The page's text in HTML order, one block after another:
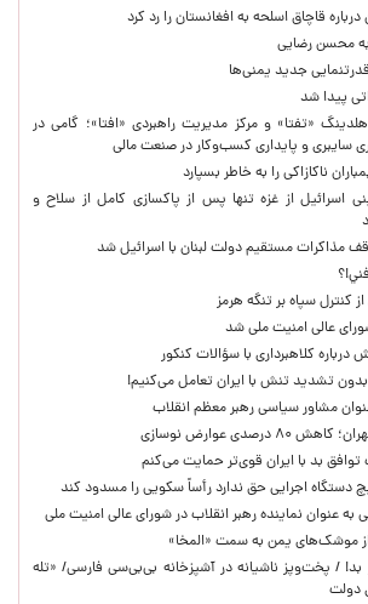
درباره قاچاق اسلحه به افغانستان را رد کرد
به محسن رضایی
قدرتنمایی جدید یمنی‌ها
پیدا شد
«تفتا» و مرکز مدیریت راهبردی «افتا»؛ گامی در
سایبری و پایداری کسب‌وکار در صنعت مالی
ناکازاکی را به‌ خاطر بسپارد
اسرائیل از غزه تنها پس از پاکسازی کامل از سلاح و
مذاکرات مستقیم دولت لبنان با اسرائیل شد
کنترل سپاه بر تنگه هرمز
عالی امنیت ملی شد
کلاهبرداری با سؤالات کنکور
تشدید تنش با ایران تعامل می‌کنیم!
مشاور سیاسی رهبر معظم انقلاب
درصدی عوارض نوسازی
بد با ایران قوی‌تر حمایت می‌کنم
دستگاه اجرایی حق ندارد رأساً سکویی را مسدود کند
عنوان نماینده رهبر انقلاب در شورای عالی امنیت ملی
موشک‌های یمن به سمت «المخا»
بد! / پخت‌وپز ناشیانه در آشپزخانه‌ بی‌بی‌سی فارسی/ «تله
دولت